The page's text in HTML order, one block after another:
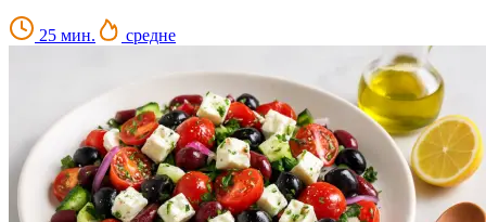
25 мин. средне